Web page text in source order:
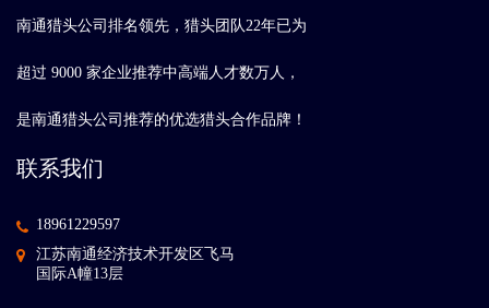
南通猎头公司排名领先，猎头团队22年已为
超过 9000 家企业推荐中高端人才数万人，
是南通猎头公司推荐的优选猎头合作品牌！
联系我们
18961229597
江苏南通经济技术开发区飞马
国际A幢13层